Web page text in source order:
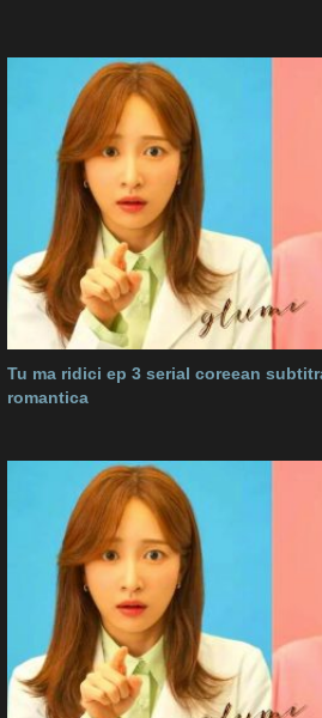
Tu ma ridici ep 3 serial coreean
romantica